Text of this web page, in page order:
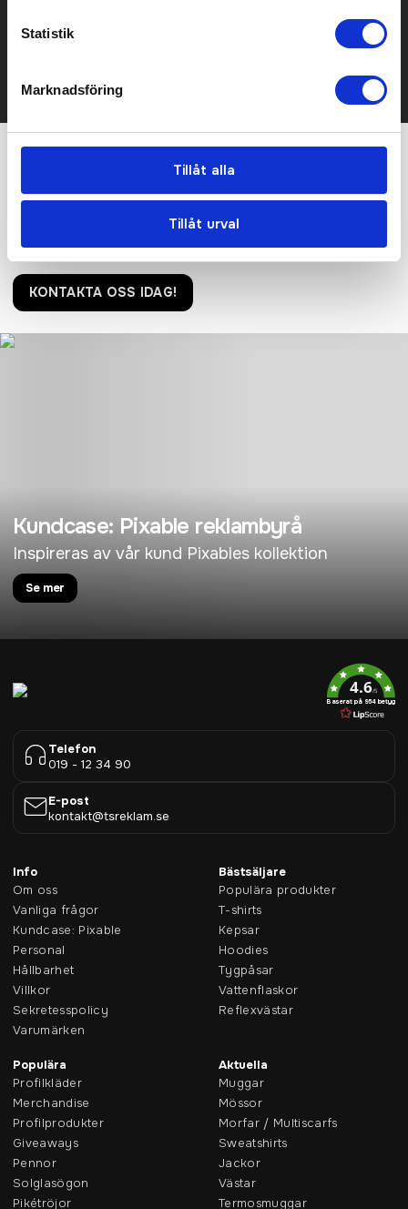
Statistik
Marknadsföring
Tillåt alla
Tillåt urval
Det går också utmärkt att bara ställa frågor!
resan, från första frågan tills ni har era nya produkter i handen.
Tryggt, prisvärt och i tid!
KONTAKTA OSS IDAG!
Kundcase: Pixable reklambyrå
Inspireras av vår kund Pixables kollektion
Se mer
4.6/5
Baserat på 954 betyg
Telefon
019 - 12 34 90
E-post
kontakt@tsreklam.se
Info
Om oss
Vanliga frågor
Kundcase: Pixable
Personal
Hållbarhet
Villkor
Sekretesspolicy
Varumärken
Bästsäljare
Populära produkter
T-shirts
Kepsar
Hoodies
Tygpåsar
Vattenflaskor
Reflexvästar
Populära
Profilkläder
Merchandise
Profilprodukter
Giveaways
Pennor
Solglasögon
Pikétröjor
Aktuella
Muggar
Mössor
Morfar / Multiscarfs
Sweatshirts
Jackor
Västar
Termosmuggar